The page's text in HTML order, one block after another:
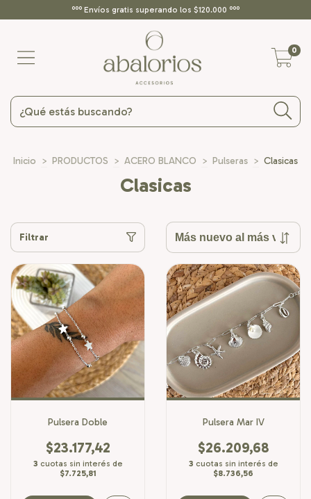
ººº Envíos gratis superando los $120.000 ººº
0
Inicio > PRODUCTOS > ACERO BLANCO > Pulseras > Clasicas
Clasicas
Filtrar
Pulsera Doble
$23.177,42
3 cuotas sin interés de
$7.725,81
Pulsera Mar IV
$26.209,68
3 cuotas sin interés de
$8.736,56